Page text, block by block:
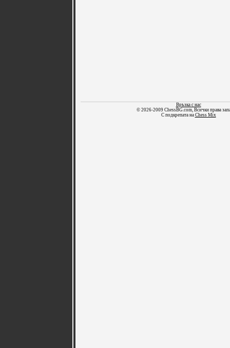
Връзка с нас
© 2026-2009 ChessBG.com, Всички права
С подкрепата на Chess Mix